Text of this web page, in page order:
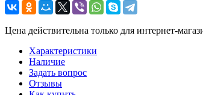
Цена действительна только для интернет-
Характеристики
Наличие
Задать вопрос
Отзывы